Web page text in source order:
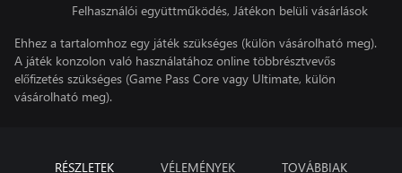
Felhasználói együttműködés, Játékon belüli vásárlások
Ehhez a tartalomhoz egy játék szükséges (külön vásárolható meg).
A játék konzolon való használatához online többrésztvevős
előfizetés szükséges (Game Pass Core vagy Ultimate, külön
vásárolható meg).
RÉSZLETEK VÉLEMÉNYEK TOVÁBBIAK